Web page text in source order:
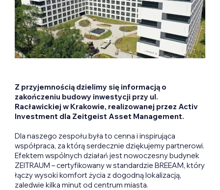
Z przyjemnością dzielimy się informacją o
zakończeniu budowy inwestycji przy ul.
Racławickiej w Krakowie, realizowanej przez Activ
Investment dla Zeitgeist Asset Management.
Dla naszego zespołu była to cenna i inspirująca
współpraca, za którą serdecznie dziękujemy partnerowi.
Efektem wspólnych działań jest nowoczesny budynek
ZEITRAUM – certyfikowany w standardzie BREEAM, który
łączy wysoki komfort życia z dogodną lokalizacją,
zaledwie kilka minut od centrum miasta.